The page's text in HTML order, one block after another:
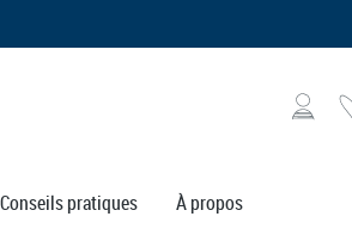
Conseils pratiques À propos